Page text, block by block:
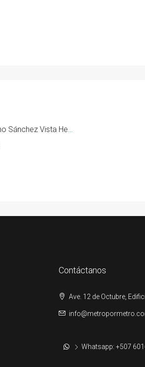
Contáctanos
Ave. 12 de Octubre,
Whatsapp: +507